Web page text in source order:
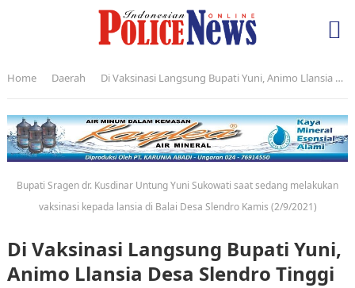
Home Daerah Di Vaksinasi Langsung Bupati Yuni, Animo Llansia Desa Slendro Tinggi
Bupati Sragen dr. Kusdinar Untung Yuni Sukowati saat sedang melakukan
vaksinasi kepada lansia di Balai Desa Slendro Kamis (2/9/2021)
Di Vaksinasi Langsung Bupati Yuni,
Animo Llansia Desa Slendro Tinggi